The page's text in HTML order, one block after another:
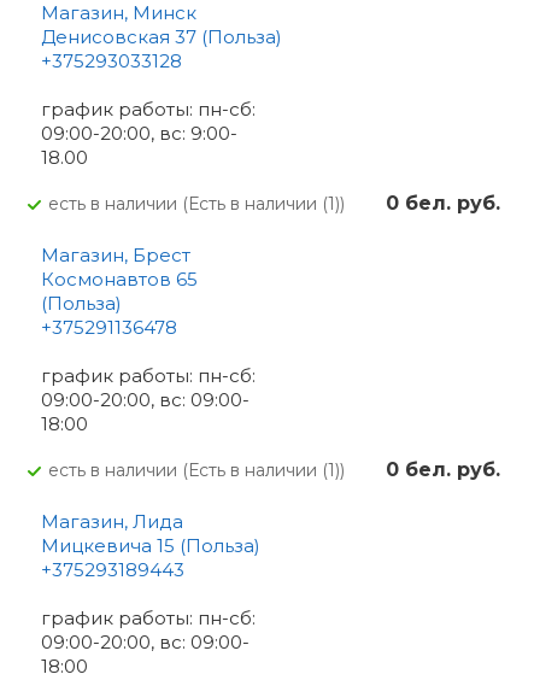
Магазин, Минск
Денисовская 37 (Польза)
+375293033128
график работы: пн-сб:
09:00-20:00, вс: 9:00-
18.00
Есть в наличии (Есть в наличии (1)) 0 бел. руб.
Магазин, Брест
Космонавтов 65
(Польза)
+375291136478
график работы: пн-сб:
09:00-20:00, вс: 09:00-
18:00
Есть в наличии (Есть в наличии (1)) 0 бел. руб.
Магазин, Лида
Мицкевича 15 (Польза)
+375293189443
график работы: пн-сб:
09:00-20:00, вс: 09:00-
18:00